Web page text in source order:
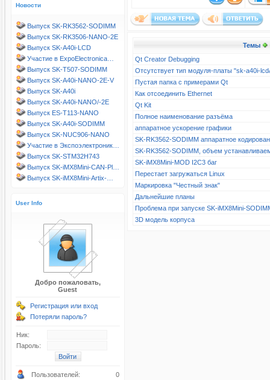
Новости
Выпуск SK-RK3562-SODIMM
Выпуск SK-RK3506-NANO-2E
Выпуск SK-A40i-LCD
Участие в ExpoElectronica…
Выпуск SK-T507-SODIMM
Выпуск SK-A40i-NANO-2E-V
Выпуск SK-A40i
Выпуск SK-A40i-NANO/-2E
Выпуск ES-T113-NANO
Выпуск SK-A40i-SODIMM
Выпуск SK-NUC906-NANO
Участие в Экспоэлектроник…
Выпуск SK-STM32H743
Выпуск SK-iMX8Mini-CAN-Pl…
Выпуск SK-iMX8Mini-Artix-…
User Info
Добро пожаловать,
Guest
Регистрация или вход
Потеряли пароль?
Ник:
Пароль:
Пользователей: 0
Темы
Qt Creator Debugging
Отсутствует тип модуля-платы "sk-a40i-
Пустая папка с примерами Qt
Как отсоединить Ethernet
Qt Kit
Полное наименование разъёма
аппаратное ускорение графики
SK-RK3562-SODIMM аппаратное
SK-RK3562-SODIMM, объем
SK-iMX8Mini-MOD I2C3 баг
Перестает загружаться Linux
Маркировка "Честный знак"
Дальнейшие планы
Проблема при запуске SK-iMX8Mini-
3D модель корпуса